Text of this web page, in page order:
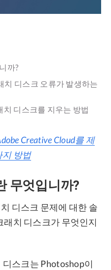
까?
디스크 오류가 발생하는
디스크를 지우는 방법
Creative Cloud를 제
지 방법
무엇입니까?
디스크 문제에 대한 솔
치 디스크가 무엇인지
디스크는 Photoshop이